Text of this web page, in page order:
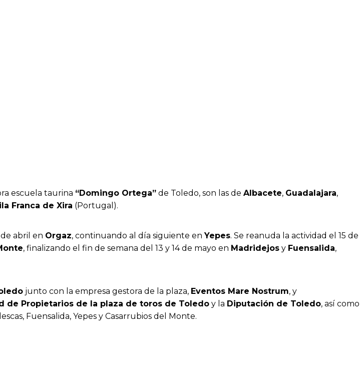
escuela taurina “Domingo Ortega” de Toledo, son las de Albacete, Guadalajara,
Franca de Xira (Portugal).
abril en Orgaz, continuando al día siguiente enYepes. Se reanuda la actividad el 15 de
, finalizando el fin de semana del 13 y 14 de mayo en Madridejos y Fuensalida,
junto con la empresa gestora de la plaza, Eventos Mare Nostrum, y
de Propietarios de la plaza de toros de Toledo y la Diputación de Toledo, así como
Fuensalida, Yepes y Casarrubios del Monte.